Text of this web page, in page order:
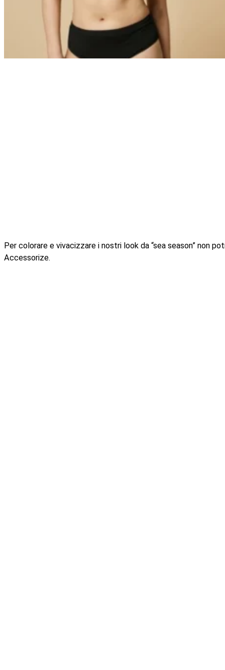
Per colorare e vivacizzare i nostri look da “sea season” non
Accessorize.